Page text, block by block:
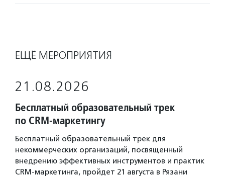
ЕЩЁ МЕРОПРИЯТИЯ
21.08.2026
Бесплатный образовательный трек
по CRM-маркетингу
Бесплатный образовательный трек для
некоммерческих организаций, посвященный
внедрению эффективных инструментов и практик
CRM-маркетинга, пройдет 21 августа в Рязани